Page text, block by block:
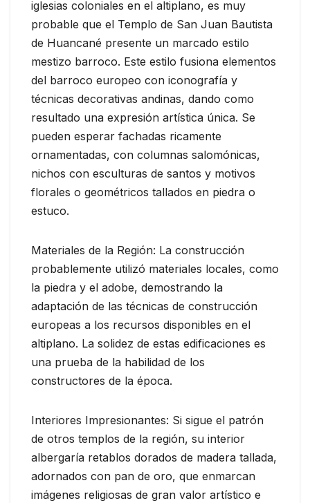
iglesias coloniales en el altiplano, es muy
probable que el Templo de San Juan Bautista
de Huancané presente un marcado estilo
mestizo barroco. Este estilo fusiona elementos
del barroco europeo con iconografía y
técnicas decorativas andinas, dando como
resultado una expresión artística única. Se
pueden esperar fachadas ricamente
ornamentadas, con columnas salomónicas,
nichos con esculturas de santos y motivos
florales o geométricos tallados en piedra o
estuco.
Materiales de la Región: La construcción
probablemente utilizó materiales locales, como
la piedra y el adobe, demostrando la
adaptación de las técnicas de construcción
europeas a los recursos disponibles en el
altiplano. La solidez de estas edificaciones es
una prueba de la habilidad de los
constructores de la época.
Interiores Impresionantes: Si sigue el patrón
de otros templos de la región, su interior
albergaría retablos dorados de madera tallada,
adornados con pan de oro, que enmarcan
imágenes religiosas de gran valor artístico e